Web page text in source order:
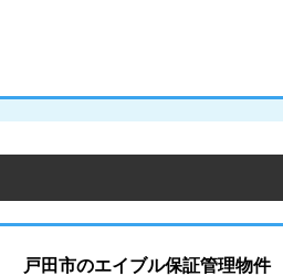
戸田市のエイブル保証管理物件